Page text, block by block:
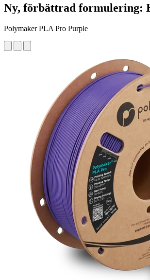
Ny, förbättrad formulering:
Polymaker PLA Pro Purple